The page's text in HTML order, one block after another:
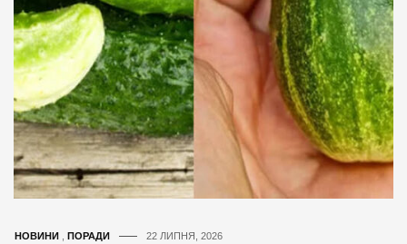
НОВИНИ , ПОРАДИ 22 ЛИПНЯ, 2026